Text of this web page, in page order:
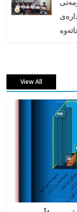
View All